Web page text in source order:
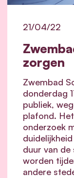
zorgen
21/04/22
Zwembad
donderdag
publiek,
plafond.
onderzoek
duur van de
worden
andere